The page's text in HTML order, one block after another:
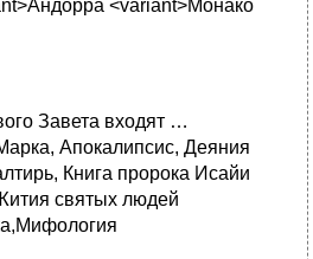
<variant>Монако
Завета входят …
Апокалипсис, Деяния
Книга пророка Исайи
святых людей